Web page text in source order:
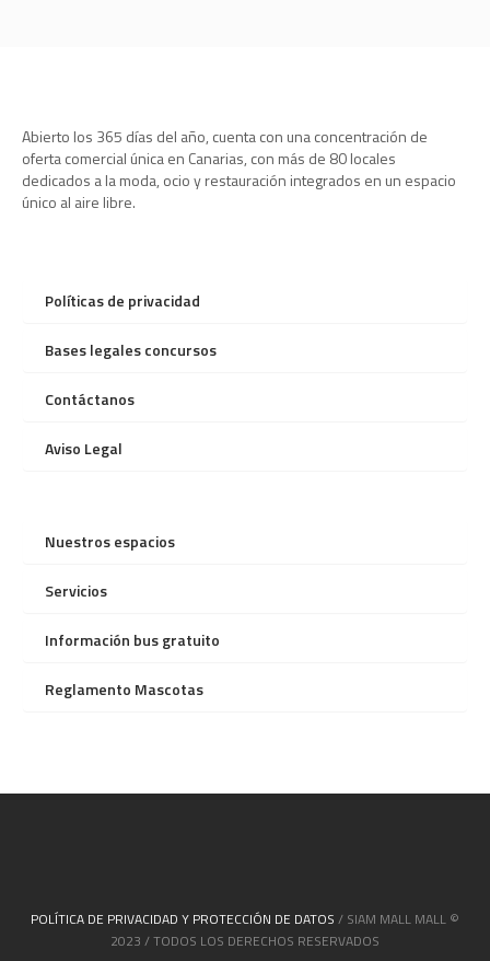
Abierto los 365 días del año, cuenta con una concentración de
oferta comercial única en Canarias, con más de 80 locales
dedicados a la moda, ocio y restauración integrados en un espacio
único al aire libre.
Políticas de privacidad
Bases legales concursos
Contáctanos
Aviso Legal
Nuestros espacios
Servicios
Información bus gratuito
Reglamento Mascotas
POLÍTICA DE PRIVACIDAD Y PROTECCIÓN DE DATOS / SIAM MALL MALL ©
2023 / TODOS LOS DERECHOS RESERVADOS